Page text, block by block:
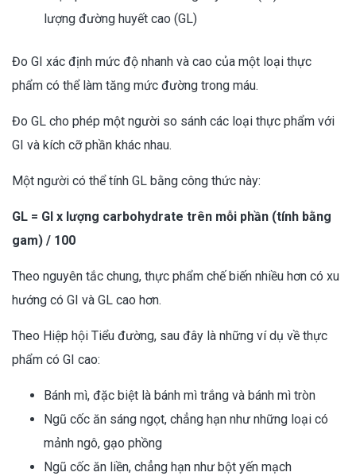
lượng đường huyết cao (GL)
Đo GI xác định mức độ nhanh và cao của một loại thực
phẩm có thể làm tăng mức đường trong máu.
Đo GL cho phép một người so sánh các loại thực phẩm với
GI và kích cỡ phần khác nhau.
Một người có thể tính GL bằng công thức này:
GL = GI x lượng carbohydrate trên mỗi phần (tính bằng
gam) / 100
Theo nguyên tắc chung, thực phẩm chế biến nhiều hơn có xu
hướng có GI và GL cao hơn.
Theo Hiệp hội Tiểu đường, sau đây là những ví dụ về thực
phẩm có GI cao:
Bánh mì, đặc biệt là bánh mì trắng và bánh mì tròn
Ngũ cốc ăn sáng ngọt, chẳng hạn như những loại có
mảnh ngô, gạo phồng
Ngũ cốc ăn liền, chẳng hạn như bột yến mạch